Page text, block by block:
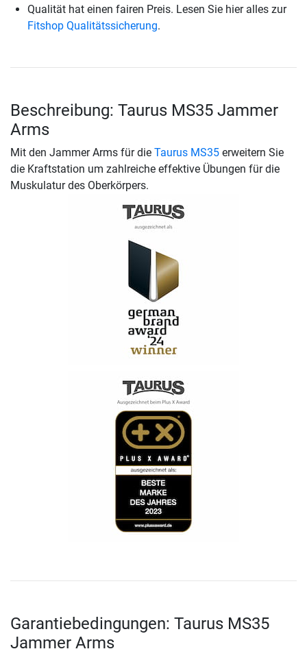
Qualität hat einen fairen Preis. Lesen Sie hier alles zur
Fitshop Qualitätssicherung.
Beschreibung: Taurus MS35 Jammer
Arms
Mit den Jammer Arms für die Taurus MS35 erweitern Sie
die Kraftstation um zahlreiche effektive Übungen für die
Muskulatur des Oberkörpers.
Garantiebedingungen: Taurus MS35
Jammer Arms